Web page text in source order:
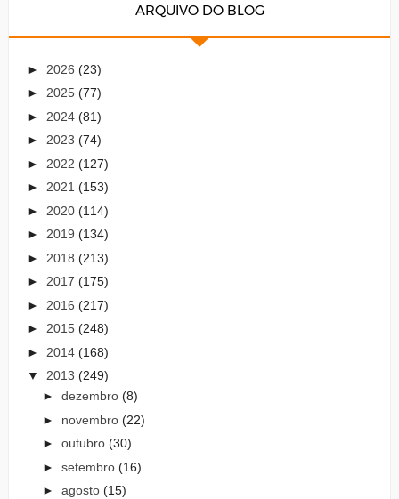
ARQUIVO DO BLOG
► 2026 (23)
► 2025 (77)
► 2024 (81)
► 2023 (74)
► 2022 (127)
► 2021 (153)
► 2020 (114)
► 2019 (134)
► 2018 (213)
► 2017 (175)
► 2016 (217)
► 2015 (248)
► 2014 (168)
▼ 2013 (249)
► dezembro (8)
► novembro (22)
► outubro (30)
► setembro (16)
► agosto (15)